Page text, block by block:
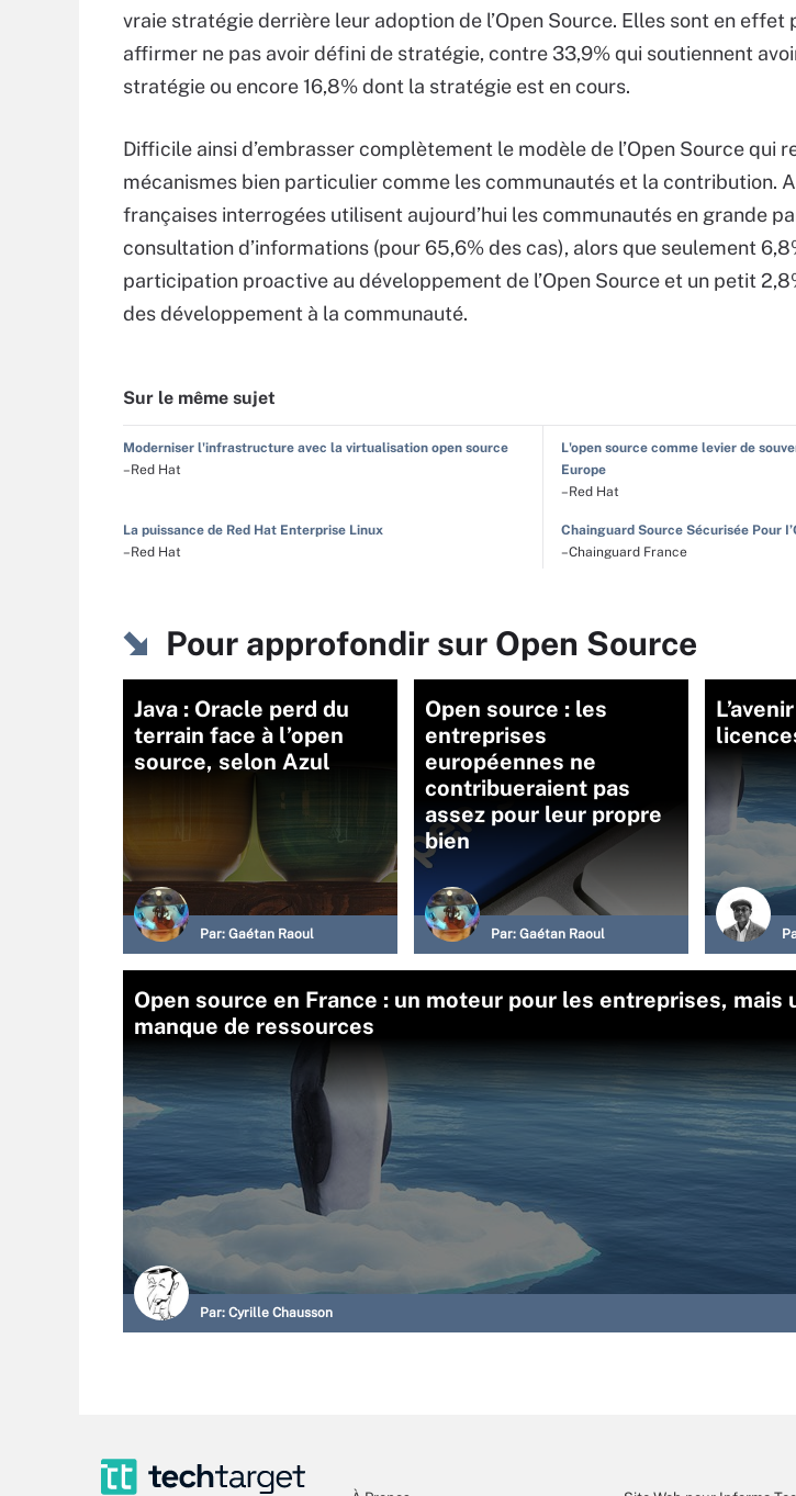
vraie stratégie derrière leur adoption de l’Open Source. Elles sont en effet
affirmer ne pas avoir défini de stratégie, contre 33,9% qui soutiennent
stratégie ou encore 16,8% dont la stratégie est en cours.
Difficile ainsi d’embrasser complètement le modèle de l’Open Source qui
mécanismes bien particulier comme les communautés et la contribution.
françaises interrogées utilisent aujourd’hui les communautés en grande
consultation d’informations (pour 65,6% des cas), alors que seulement
participation proactive au développement de l’Open Source et un petit
des développement à la communauté.
Sur le même sujet
Moderniser l'infrastructure avec la virtualisation open source
–Red Hat
L'open source comme levier de
Europe
–Red Hat
La puissance de Red Hat Enterprise Linux
–Red Hat
Chainguard Source Sécurisée Pour
–Chainguard France
Pour approfondir sur Open Source
Java : Oracle perd du
terrain face à l’open
source, selon Azul
Par: Gaétan Raoul
Open source : les
entreprises
européennes ne
contribueraient pas
assez pour leur propre
bien
Par: Gaétan Raoul
Open source en France : un moteur pour les entreprises, mais
manque de ressources
Par: Cyrille Chausson